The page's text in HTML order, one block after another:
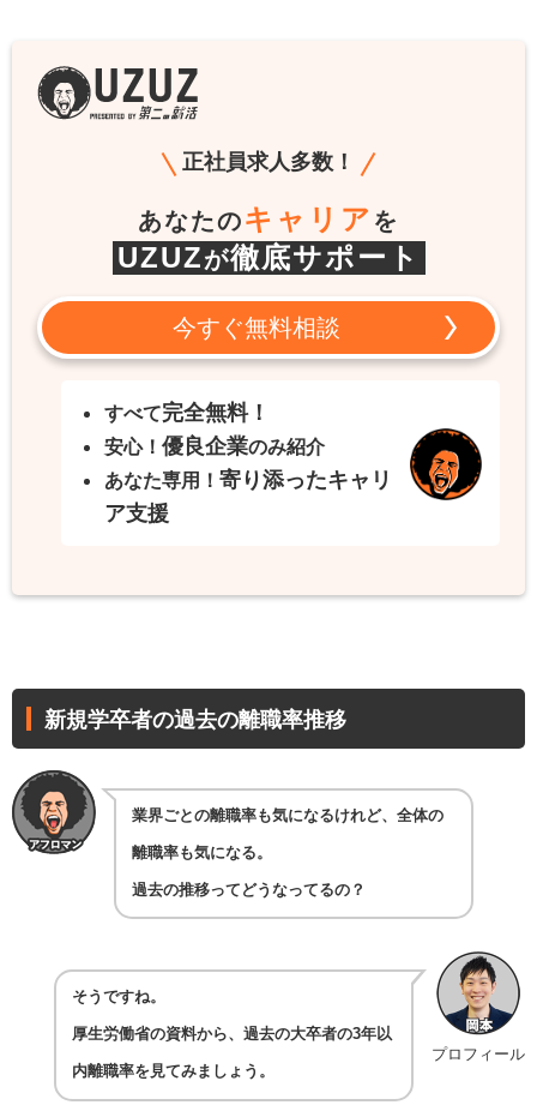
正社員求人多数！
あなたのキャリア を
UZUZが徹底サポート
今すぐ無料相談
すべて完全無料！
安心！ 優良企業のみ紹介
あなた専用！ 寄り添ったキャリ
ア支援
新規学卒者の過去の離職率推移
業界ごとの離職率も気になるけれど、全体の
離職率も気になる。
過去の推移ってどうなってるの？
プロフィール
そうですね。
厚生労働省の資料から、過去の大卒者の3年以
内離職率を見てみましょう。